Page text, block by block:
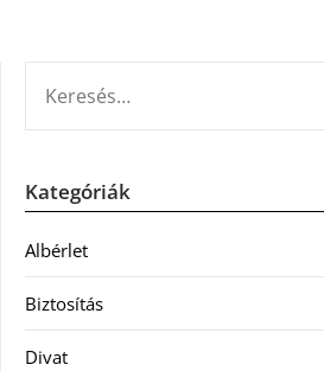
Kategóriák
Albérlet
Biztosítás
Divat